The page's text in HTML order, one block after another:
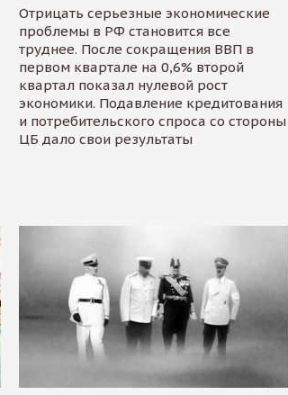
Отрицать серьезные экономические
проблемы в РФ становится все
труднее. После сокращения ВВП в
первом квартале на 0,6% второй
квартал показал нулевой рост
экономики. Подавление кредитования
и потребительского спроса со стороны
ЦБ дало свои результаты